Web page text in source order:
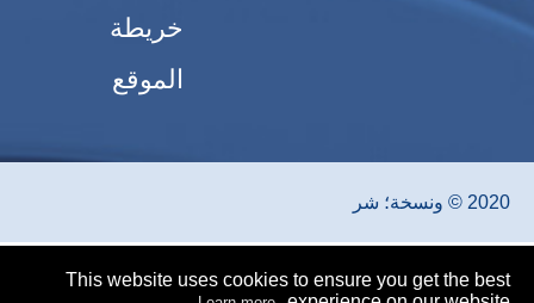
خريطة
الموقع
2020 © ونسخة؛ شر
This website uses cookies to ensure you get the best